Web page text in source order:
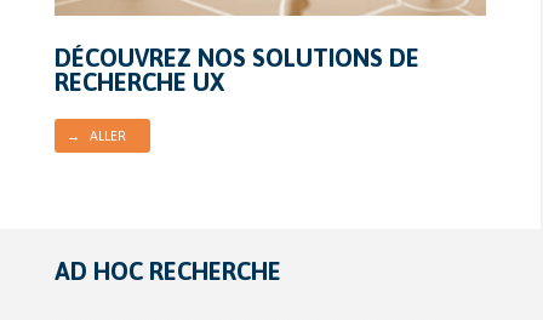
DÉCOUVREZ NOS SOLUTIONS DE
RECHERCHE UX
→ ALLER
AD HOC RECHERCHE